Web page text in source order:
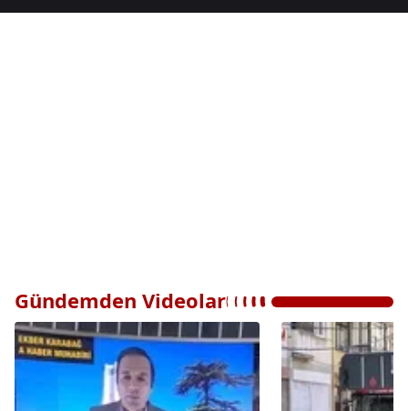
Gündemden Videolar